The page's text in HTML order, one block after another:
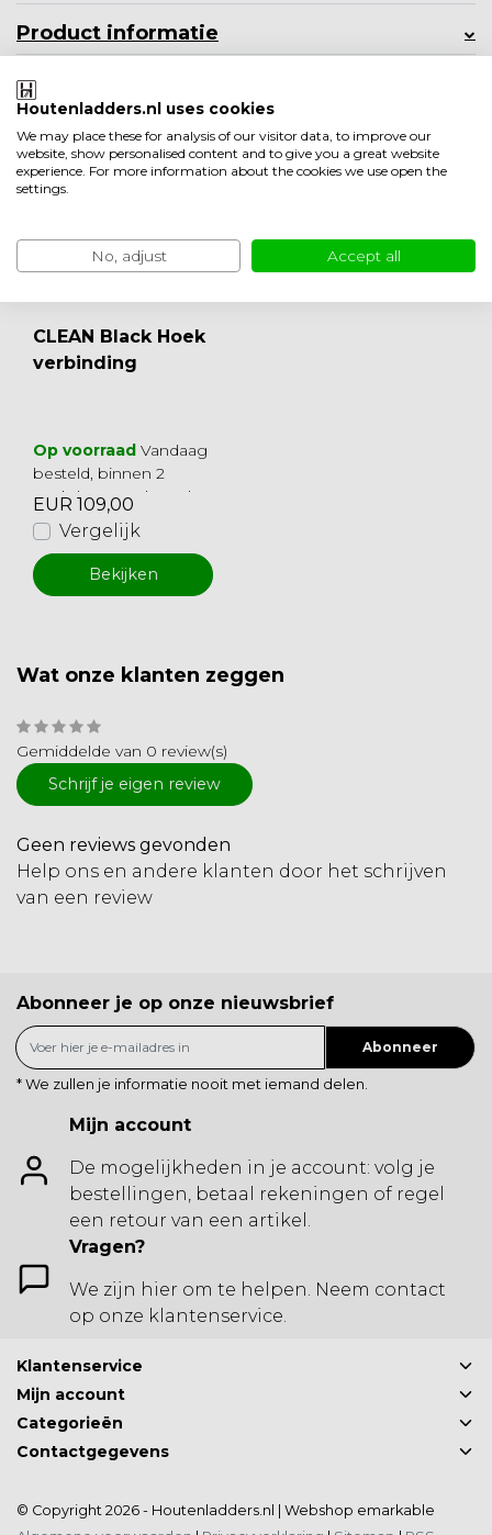
Product informatie
Ook leuk om te bekijken
CLEAN Black Hoek
verbinding
Op voorraad Vandaag
besteld, binnen 2
werkdagen geleverd
EUR 109,00
Vergelijk
Bekijken
Wat onze klanten zeggen
Gemiddelde van 0 review(s)
Schrijf je eigen review
Geen reviews gevonden
Help ons en andere klanten door het schrijven
van een review
Abonneer je op onze nieuwsbrief
Abonneer
* We zullen je informatie nooit met iemand delen.
Mijn account
De mogelijkheden in je account: volg je
bestellingen, betaal rekeningen of regel
een retour van een artikel.
Vragen?
We zijn hier om te helpen. Neem contact
op onze klantenservice.
Klantenservice
Mijn account
Categorieën
Contactgegevens
© Copyright 2026 - Houtenladders.nl | Webshop emarkable
Houtenladders.nl uses cookies
We may place these for analysis of our visitor data, to improve our
website, show personalised content and to give you a great website
experience. For more information about the cookies we use open the
settings.
No, adjust Accept all